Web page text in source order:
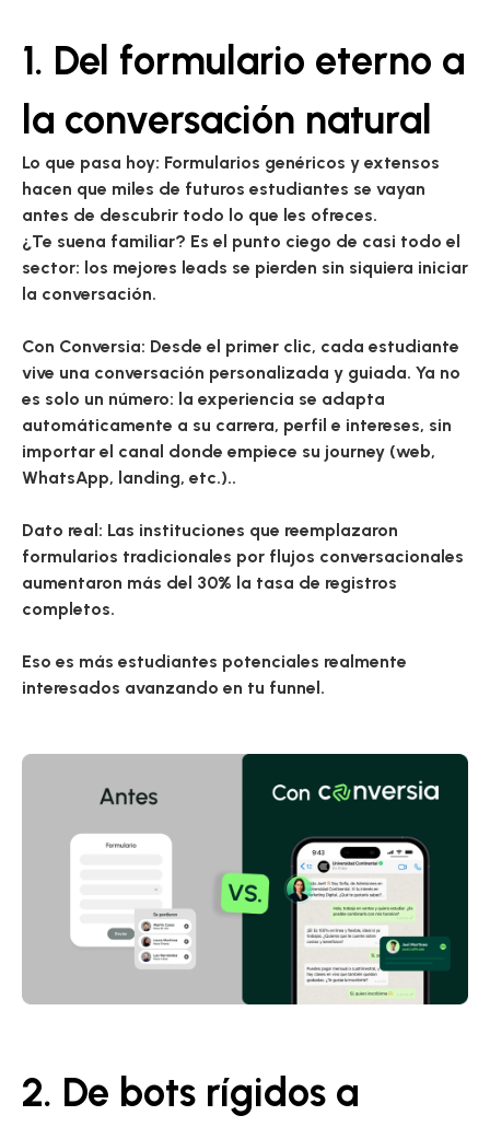
1. Del formulario eterno a
la conversación natural
Lo que pasa hoy: Formularios genéricos y extensos
hacen que miles de futuros estudiantes se vayan
antes de descubrir todo lo que les ofreces.
¿Te suena familiar? Es el punto ciego de casi todo el
sector: los mejores leads se pierden sin siquiera iniciar
la conversación.
Con Conversia: Desde el primer clic, cada estudiante
vive una conversación personalizada y guiada. Ya no
es solo un número: la experiencia se adapta
automáticamente a su carrera, perfil e intereses, sin
importar el canal donde empiece su journey (web,
WhatsApp, landing, etc.)..
Dato real: Las instituciones que reemplazaron
formularios tradicionales por flujos conversacionales
aumentaron más del 30% la tasa de registros
completos.
Eso es más estudiantes potenciales realmente
interesados avanzando en tu funnel.
2. De bots rígidos a